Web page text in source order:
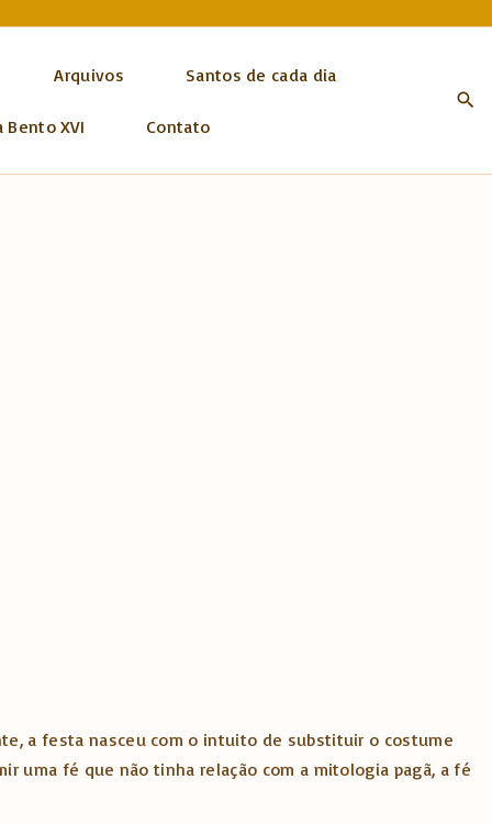
Arquivos Santos de cada dia
Bento XVI Contato
a festa nasceu com o intuito de substituir o costume
uma fé que não tinha relação com a mitologia pagã, a fé